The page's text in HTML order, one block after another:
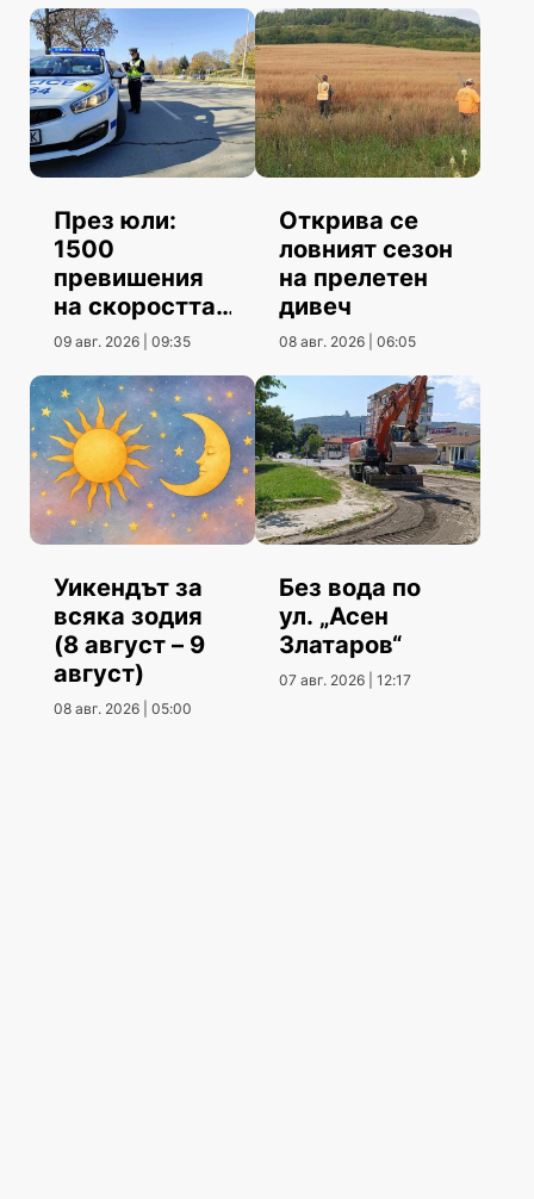
През юли:
1500
превишения
на скоростта
повече от юни
09 авг. 2026 | 09:35
Открива се
ловният сезон
на прелетен
дивеч
08 авг. 2026 | 06:05
Уикендът за
всяка зодия
(8 август – 9
август)
08 авг. 2026 | 05:00
Без вода по
ул. „Асен
Златаров“
07 авг. 2026 | 12:17